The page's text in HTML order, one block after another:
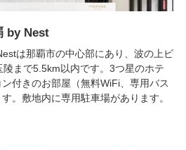
by Nest
は那覇市の中心部にあり、波の上ビ
まで5.5km以内です。3つ星のホテ
付きのお部屋（無料WiFi、専用バス
。敷地内に専用駐車場があります。